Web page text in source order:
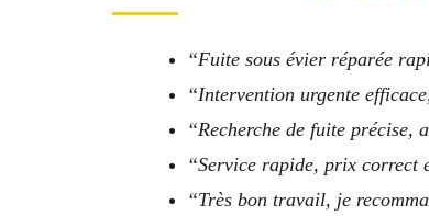
“Fuite sous évier réparée
“Intervention urgente
“Recherche de fuite précise,
“Service rapide, prix correct
“Très bon travail, je